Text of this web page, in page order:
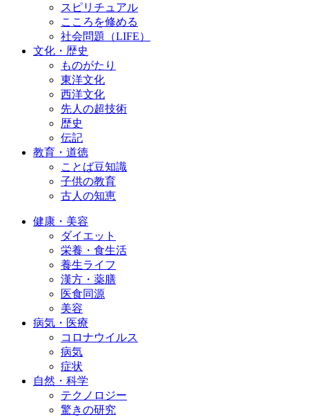
スピリチュアル
こころを修める
社会問題（LIFE）
文化・歴史
ものがたり
東洋文化
西洋文化
先人の超技術
歴史
伝記
教育・道徳
ことば豆知識
子供の教育
古人の知恵
健康・美容
ダイエット
栄養・食生活
養生ライフ
漢方・薬膳
医食同源
美容
病気・医療
コロナウイルス
病気
症状
自然・科学
テクノロジー
驚きの研究